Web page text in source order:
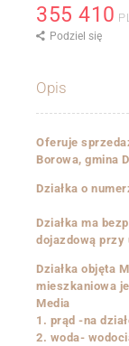
355 410
Podziel się
Opis
Oferuje
Borowa, gmina
Działka o
Działka ma
dojazdową przy
Działka objęta
mieszkaniowa
Media
1. prąd -na
2. woda-